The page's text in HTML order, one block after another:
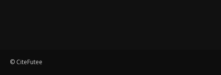
© CiteFutee